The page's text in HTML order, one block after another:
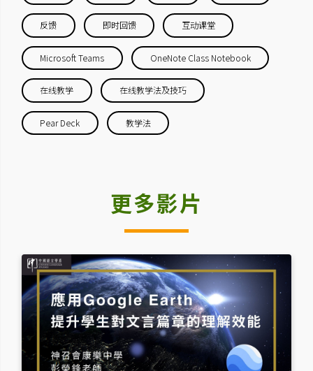
反馈 即时回馈 互动课堂
Microsoft Teams OneNote Class Notebook
在线教学 在线教学法及技巧
Pear Deck 教学法
更多影片